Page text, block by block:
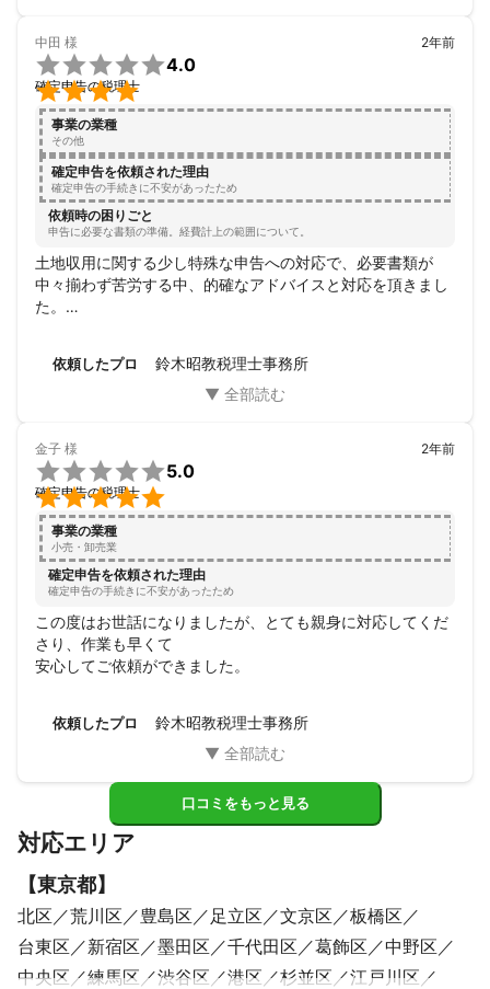
中田 様


4.0
確定申告の税理士
2年前
事業の業種
その他
確定申告を依頼された理由
確定申告の手続きに不安があったため
依頼時の困りごと
申告に必要な書類の準備。経費計上の範囲について。
土地収用に関する少し特殊な申告への対応で、必要書類が
中々揃わず苦労する中、的確なアドバイスと対応を頂きまし
た。
依頼したプロ 鈴木昭教税理士事務所
金子 様


5.0
確定申告の税理士
2年前
事業の業種
小売・卸売業
確定申告を依頼された理由
確定申告の手続きに不安があったため
この度はお世話になりましたが、とても親身に対応してくだ
さり、作業も早くて
安心してご依頼ができました。
依頼したプロ 鈴木昭教税理士事務所
口コミをもっと見る
対応エリア
【東京都】
北区 荒川区 豊島区 足立区 文京区
板橋区
台東区
新宿区 墨田区 千代田区 葛飾区
中野区
中央区
練馬区 渋谷区 港区 杉並区
江戸川区